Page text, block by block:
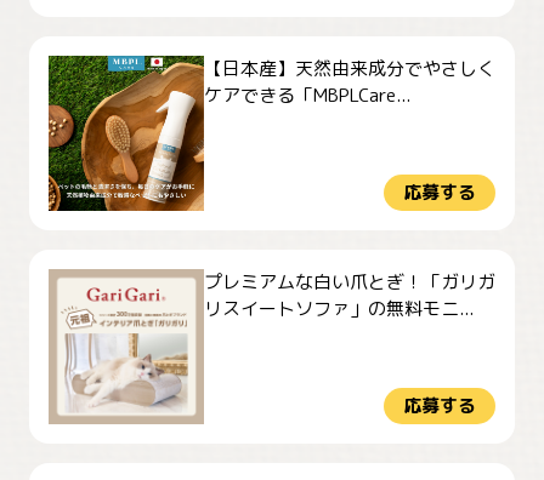
【日本産】天然由来成分でやさしく
ケアできる「MBPLCare...
応募する
プレミアムな白い爪とぎ！「ガリガ
リスイートソファ」の無料モニ...
応募する